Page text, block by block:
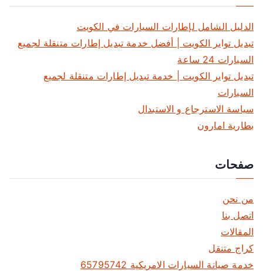
الدليل الشامل لإطارات السيارات في الكويت
تبديل تواير الكويت | أفضل خدمة تبديل إطارات متنقلة لجميع
السيارات 24 ساعة
تبديل تواير الكويت | خدمة تبديل إطارات متنقلة لجميع
السيارات
سياسة الاسترجاع و الاستبدال
بطارية امارون
صفحات
من نحن
اتصل بنا
المقالات
كراج متنقل
خدمة صيانة السيارات الامريكية 65795742